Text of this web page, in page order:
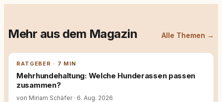
Mehr aus dem Magazin Alle Themen →
RATGEBER · 7 MIN
Mehrhundehaltung: Welche Hunderassen passen
zusammen?
von Miriam Schäfer · 6. Aug. 2026